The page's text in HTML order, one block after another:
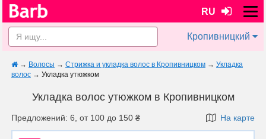
RU
Кропивницкий
→ Волосы → Стрижка и укладка волос в Кропивницком → Укладка
волос → Укладка утюжком
Укладка волос утюжком в Кропивницком
Предложений: 6, от 100 до 150 ₴ На карте